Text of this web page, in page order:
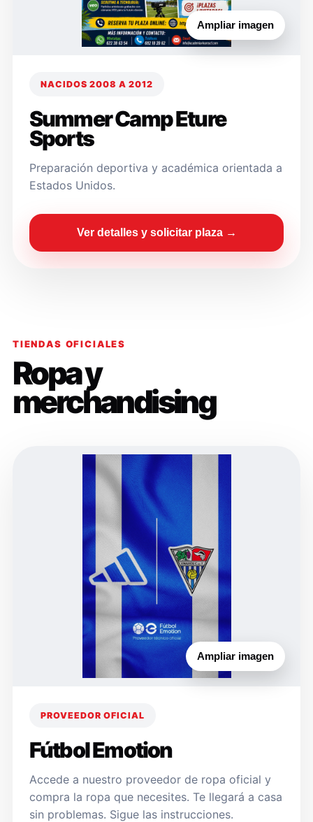
Ampliar imagen
NACIDOS 2008 A 2012
Summer Camp Eture
Sports
Preparación deportiva y académica orientada a
Estados Unidos.
Ver detalles y solicitar plaza →
TIENDAS OFICIALES
Ropa y
merchandising
Ampliar imagen
PROVEEDOR OFICIAL
Fútbol Emotion
Accede a nuestro proveedor de ropa oficial y
compra la ropa que necesites. Te llegará a casa
sin problemas. Sigue las instrucciones.